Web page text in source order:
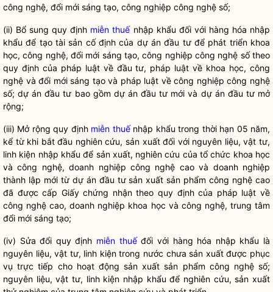
công nghệ, đổi mới sáng tạo, công nghiệp công nghệ số;
(ii) Bổ sung quy định miễn thuếnhập khẩu đối với hàng hóa nhập
khẩu để tạo tài sản cố định của dự án đầu tư để phát triển khoa
học, công nghệ, đổi mới sáng tạo, công nghiệp công nghệ số theo
quy định của pháp luậtvề đầu tư, pháp luật về khoa học, công
nghệ và đổi mới sáng tạo và pháp luật về công nghiệp công nghệ
số; dự án đầu tư bao gồm dự án đầu tư mới và dự án đầu tư mở
rộng;
(iii) Mở rộng quy định miễn thuếnhập khẩu trong thời hạn 05 năm,
kể từ khi bắt đầu nghiên cứu, sản xuất đối với nguyên liệu, vật tư,
linh kiện nhập khẩu để sản xuất, nghiên cứu của tổ chức khoa học
và công nghệ, doanh nghiệp công nghệ cao và doanh nghiệp
thành lập mới từ dự án đầu tư sản xuất sản phẩm công nghệ cao
đã được cấp Giấy chứng nhận theo quy định của pháp luật về
công nghệ cao, doanh nghiệp khoa học và công nghệ, trung tâm
đổi mới sáng tạo;
(iv) Sửa đổi quy định miễn thuếđối với hàng hóa nhập khẩu là
nguyên liệu, vật tư, linh kiện trong nước chưa sản xuất được phục
vụ trực tiếp cho hoạt động sản xuất sản phẩm công nghệ số;
nguyên liệu, vật tư, linh kiện nhập khẩu để nghiên cứu, sản xuất